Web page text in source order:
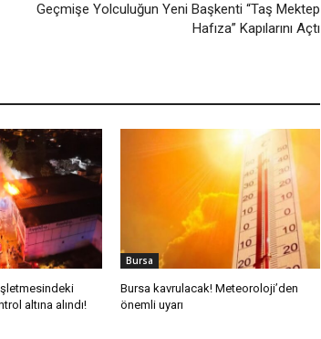
Geçmişe Yolculuğun Yeni Başkenti “Taş Mektep
Hafıza” Kapılarını Açtı
altına alındı!
Bursa
Bursa kavrulacak! Meteoroloji’den
önemli uyarı